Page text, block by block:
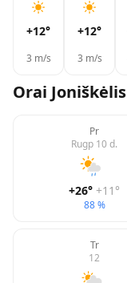
+12°
3 m/s
+12°
3 m/s
Orai Joniškėlis
Pr
Rugp 10 d.
+26° +11 °
88 %
Tr
12